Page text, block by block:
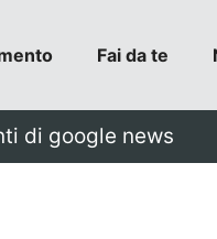
Fai da te
di google news